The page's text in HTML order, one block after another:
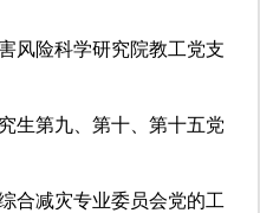
风险科学研究院教工党支
生第九、第十、第十五党
合减灾专业委员会党的工